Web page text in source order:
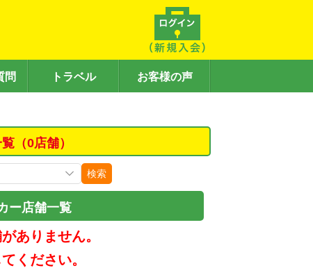
問 トラベル お客様の声
（0店舗）
検索
ー店舗一覧
ありません。
ください。